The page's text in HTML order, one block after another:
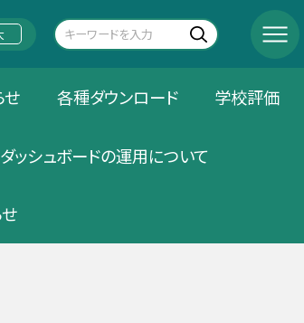
せ 各種ダウンロード 学校評価
ッシュボードの運用について